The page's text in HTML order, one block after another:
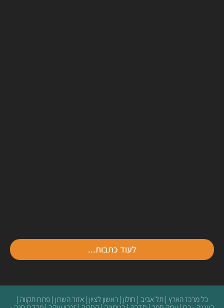
לעוד כתבות...
כל מרכז הארץ | תל אביב | חולון | ראשון לציון | אזור השרון | פתח תקווה |